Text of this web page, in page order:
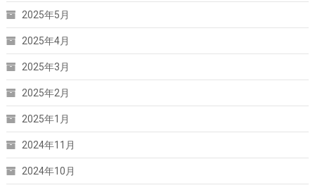
2025年5月
2025年4月
2025年3月
2025年2月
2025年1月
2024年11月
2024年10月